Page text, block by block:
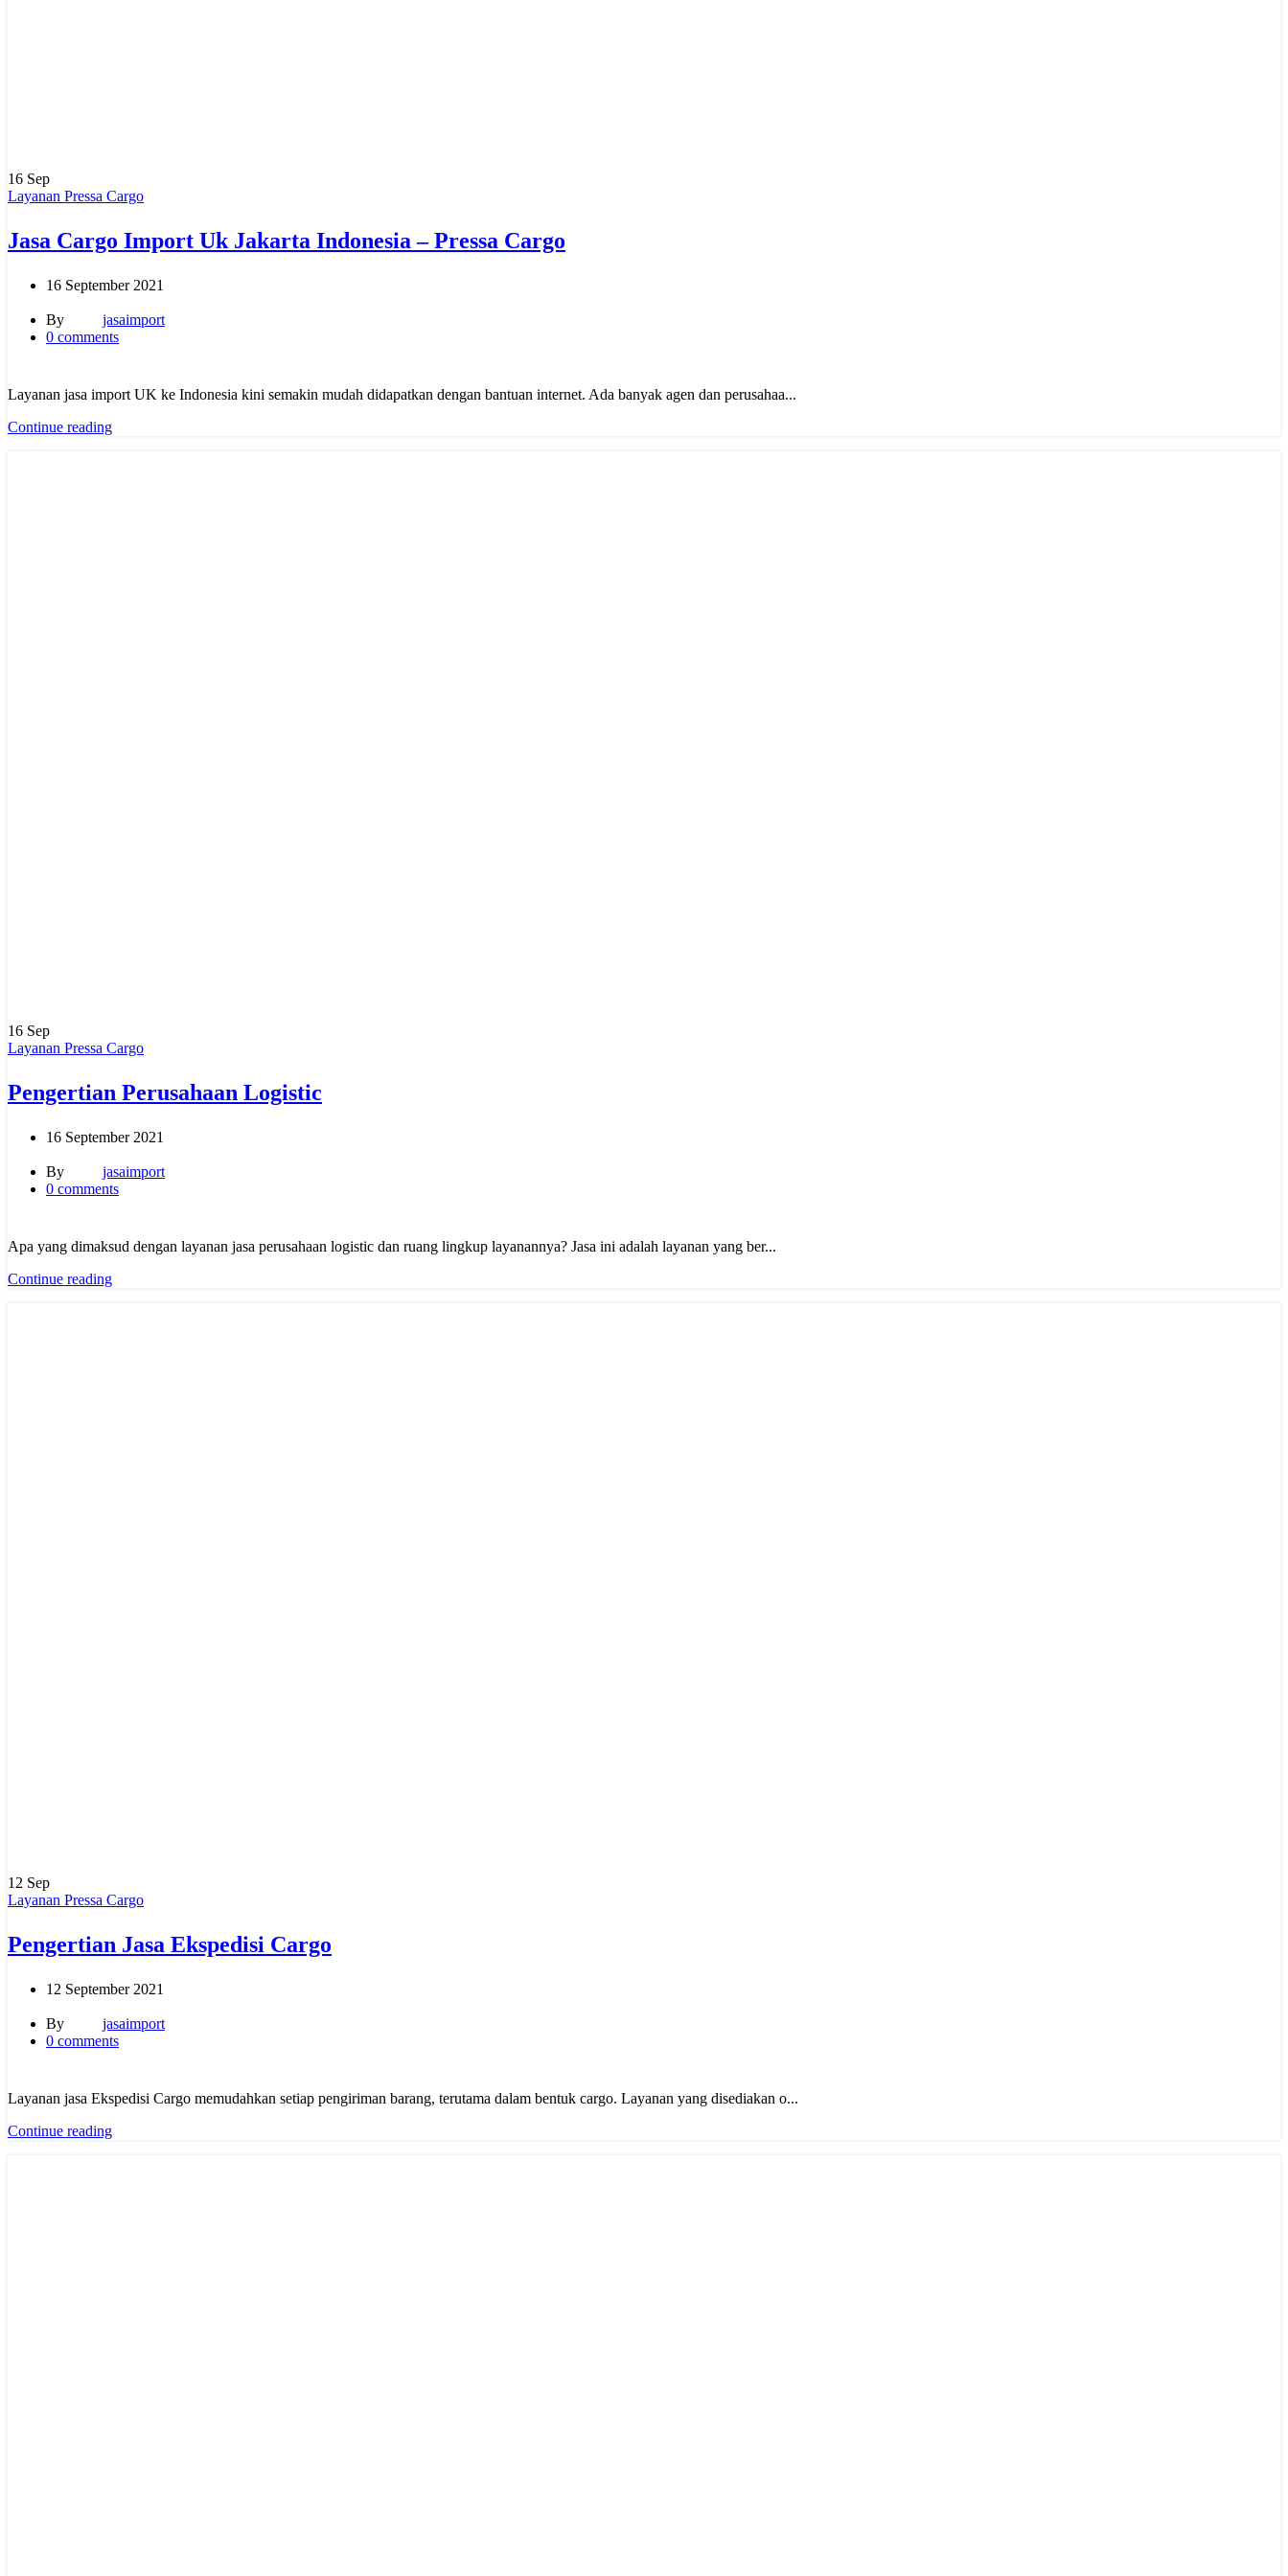
16 Sep
Layanan Pressa Cargo
Jasa Cargo Import Uk Jakarta Indonesia – Pressa Cargo
16 September 2021
By
jasaimport
0 comments
Layanan jasa import UK ke Indonesia kini semakin mudah didapatkan dengan bantuan internet. Ada banyak agen dan perusahaa...
Continue reading
16 Sep
Layanan Pressa Cargo
Pengertian Perusahaan Logistic
16 September 2021
By
jasaimport
0 comments
Apa yang dimaksud dengan layanan jasa perusahaan logistic dan ruang lingkup layanannya? Jasa ini adalah layanan yang ber...
Continue reading
12 Sep
Layanan Pressa Cargo
Pengertian Jasa Ekspedisi Cargo
12 September 2021
By
jasaimport
0 comments
Layanan jasa Ekspedisi Cargo memudahkan setiap pengiriman barang, terutama dalam bentuk cargo. Layanan yang disediakan o...
Continue reading